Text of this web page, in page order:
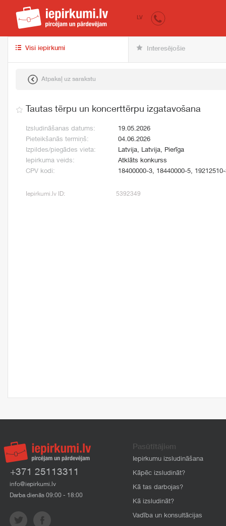
iepirkumi.lv
LV
Visi iepirkumi Interesējošie
Atpakaļ uz sarakstu
Tautas tērpu un koncerttērpu izgatavošana
Izsludināšanas datums:
19.05.2026
Pieteikšanās termiņš:
04.06.2026
Izpildes/piegādes vieta:
Latvija, Latvija, Pierīga
Iepirkuma veids:
Atklāts konkurss
CPV kodi:
18400000-3, 18440000-5,
Iepirkumi.lv ID: 5392349
+371 25113311
info@iepirkumi.lv
Darba dienās 09:00 - 18:00
Pasūtītājiem
Iepirkumu izsludināšana
Kāpēc izsludināt?
Kā tas darbojas?
Kā izsludināt?
Vadība un konsultācijas